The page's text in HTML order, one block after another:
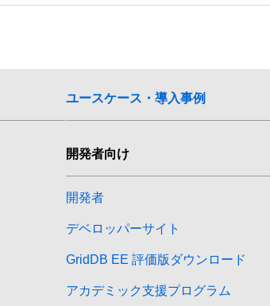
ユースケース・導入事例
開発者向け
開発者
デベロッパーサイト
GridDB EE 評価版ダウンロード
アカデミック支援プログラム